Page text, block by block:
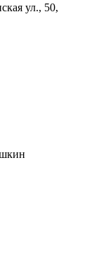
ул., 50,